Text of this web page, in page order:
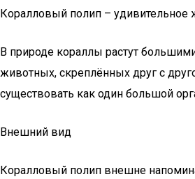
Коралловый полип – удивительное
В природе кораллы растут
животных, скреплённых друг с
существовать как один большой
Внешний вид
Коралловый полип внешне